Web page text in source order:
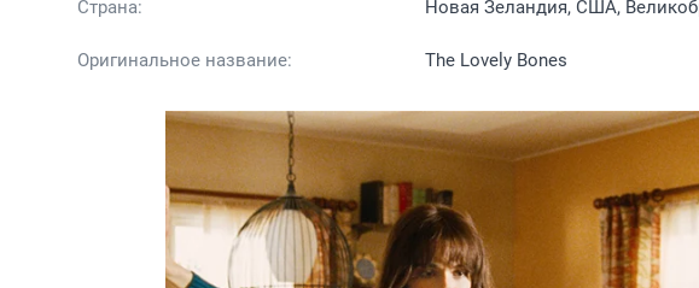
Страна: Новая Зеландия, США,
Оригинальное название: The Lovely Bones